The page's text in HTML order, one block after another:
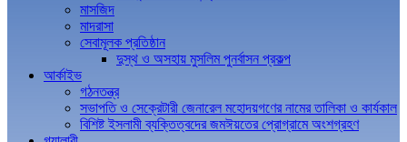
মাসজিদ
মাদরাসা
সেবামূলক প্রতিষ্ঠান
দুস্থ ও অসহায় মুসলিম পুনর্বাসন প্রকল্প
আর্কাইভ
গঠনতন্ত্র
সভাপতি ও সেক্রেটারী জেনারেল মহোদয়গণের নামের তালিকা ও কার্যকাল
বিশিষ্ট ইসলামী ব্যক্তিত্বদের জমঈয়তের প্রোগ্রামে অংশগ্রহণ